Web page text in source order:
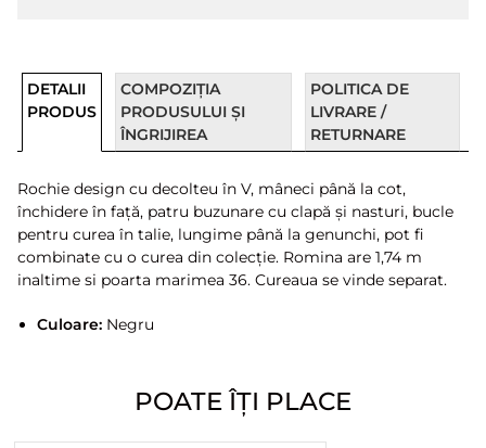
DETALII
PRODUS
COMPOZIȚIA
PRODUSULUI ȘI
ÎNGRIJIREA
POLITICA DE
LIVRARE /
RETURNARE
Rochie design cu decolteu în V, mâneci până la cot,
închidere în față, patru buzunare cu clapă și nasturi, bucle
pentru curea în talie, lungime până la genunchi, pot fi
combinate cu o curea din colecție. Romina are 1,74 m
inaltime si poarta marimea 36. Cureaua se vinde separat.
Culoare:Negru
POATE ÎȚI PLACE